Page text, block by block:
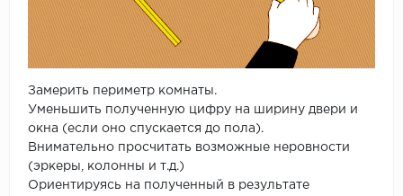
Замерить периметр комнаты.
Уменьшить полученную цифру на ширину двери и
окна (если оно спускается до пола).
Внимательно просчитать возможные неровности
(эркеры, колонны и т.д.)
Ориентируясь на полученный в результате